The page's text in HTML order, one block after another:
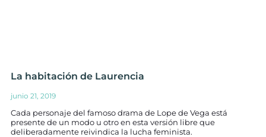
La habitación de Laurencia
junio 21, 2019
Cada personaje del famoso drama de Lope de Vega está
presente de un modo u otro en esta versión libre que
deliberadamente reivindica la lucha feminista.